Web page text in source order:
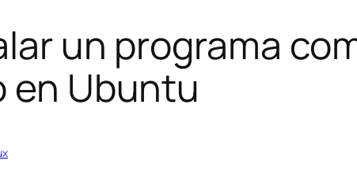
un programa
en Ubuntu